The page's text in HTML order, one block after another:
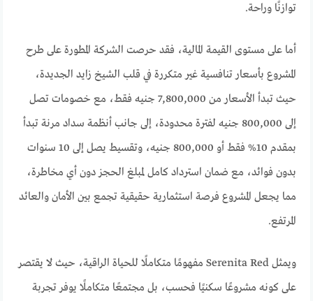
توازنًا وراحة.
أما على مستوى القيمة المالية، فقد حرصت الشركة المطورة على طرح
المشروع بأسعار تنافسية غير متكررة في قلب الشيخ زايد الجديدة،
حيث تبدأ الأسعار من 7,800,000 جنيه فقط، مع خصومات تصل
إلى 800,000 جنيه لفترة محدودة، إلى جانب أنظمة سداد مرنة تبدأ
بمقدم 10% فقط أو 800,000 جنيه، وتقسيط يصل إلى 10 سنوات
بدون فوائد، مع ضمان استرداد كامل لمبلغ الحجز دون أي مخاطرة،
مما يجعل المشروع فرصة استثمارية حقيقية تجمع بين الأمان والعائد
المرتفع.
ويمثل Serenita Red مفهومًا متكاملًا للحياة الراقية، حيث لا يقتصر
على كونه مشروعًا سكنيًا فحسب، بل مجتمعًا متكاملًا يوفر تجربة